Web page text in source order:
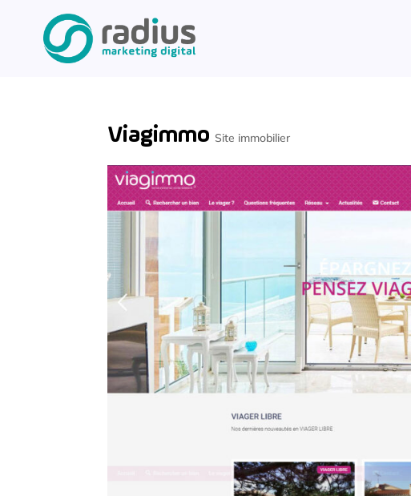
Viagimmo Site immobilier